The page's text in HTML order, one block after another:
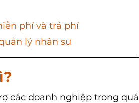
phí và trả phí
lý nhân sự
các doanh nghiệp trong quá